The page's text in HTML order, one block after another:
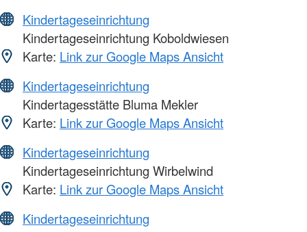
Kindertageseinrichtung
Kindertageseinrichtung Koboldwiesen
Karte: Link zur Google Maps Ansicht
Kindertageseinrichtung
Kindertagesstätte Bluma Mekler
Karte: Link zur Google Maps Ansicht
Kindertageseinrichtung
Kindertageseinrichtung Wirbelwind
Karte: Link zur Google Maps Ansicht
Kindertageseinrichtung